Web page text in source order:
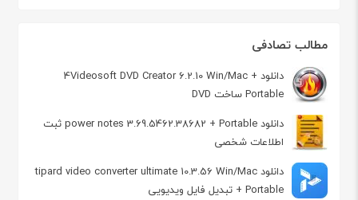
مطالب تصادفی
دانلود 4Videosoft DVD Creator 6.2.10 Win/Mac +
Portable ساخت DVD
دانلود power notes 3.69.5462.38682 + Portable ثبت
اطلاعات شخصی
دانلود tipard video converter ultimate 10.3.56 Win/Mac
+ Portable تبدیل فایل ویدیویی